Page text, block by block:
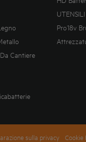
Cantiere
Pro18v
sulla privacy Cookie